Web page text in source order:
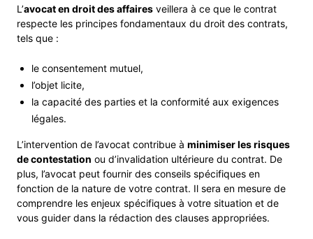
L’avocat en droit des affaires veillera à ce que le contrat
respecte les principes fondamentaux du droit des contrats,
tels que :
le consentement mutuel,
l’objet licite,
la capacité des parties et la conformité aux exigences
légales.
L’intervention de l’avocat contribue à minimiser les risques
de contestation ou d’invalidation ultérieure du contrat. De
plus, l’avocat peut fournir des conseils spécifiques en
fonction de la nature de votre contrat. Il sera en mesure de
comprendre les enjeux spécifiques à votre situation et de
vous guider dans la rédaction des clauses appropriées.